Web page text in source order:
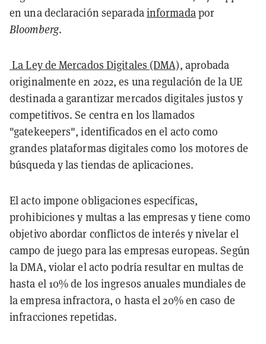
en una declaración separadainformadapor
Bloomberg.
La Ley de Mercados Digitales (DMA), aprobada
originalmente en 2022, es una regulación de la UE
destinada a garantizar mercados digitales justos y
competitivos. Se centra en los llamados
"gatekeepers", identificados en el acto como
grandes plataformas digitales como los motores de
búsqueda y las tiendas de aplicaciones.
El acto impone obligaciones específicas,
prohibiciones y multas a las empresas y tiene como
objetivo abordar conflictos de interés y nivelar el
campo de juego para las empresas europeas. Según
la DMA, violar el acto podría resultar en multas de
hasta el 10% de los ingresos anuales mundiales de
la empresa infractora, o hasta el 20% en caso de
infracciones repetidas.